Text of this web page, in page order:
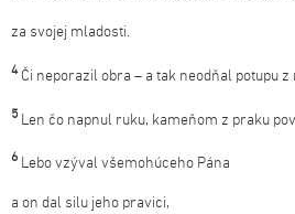
za svojej mladosti.
4 Či neporazil obra – a tak neodňal potupu z
5 Len čo napnul ruku, kameňom z praku
6 Lebo vzýval všemohúceho Pána
a on dal silu jeho pravici,